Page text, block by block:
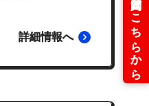
詳細情報へ